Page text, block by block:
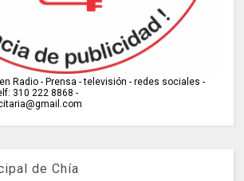
Radio - Prensa - televisión - redes sociales -
310 222 8868 -
de Chía